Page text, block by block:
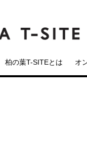
柏の葉T-SITEとは オ